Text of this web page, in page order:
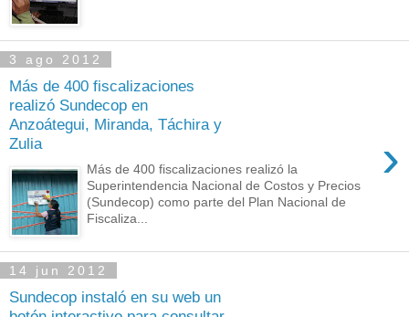
3 ago 2012
Más de 400 fiscalizaciones
realizó Sundecop en
Anzoátegui, Miranda, Táchira y
Zulia
›
Más de 400 fiscalizaciones realizó la
Superintendencia Nacional de Costos y Precios
(Sundecop) como parte del Plan Nacional de
Fiscaliza...
14 jun 2012
Sundecop instaló en su web un